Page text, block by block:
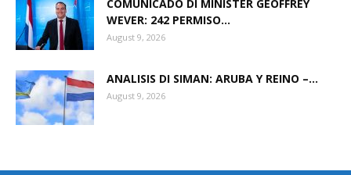
COMUNICADO DI MINISTER GEOFFREY
WEVER: 242 PERMISO...
August 9, 2026
ANALISIS DI SIMAN: ARUBA Y REINO –...
August 9, 2026